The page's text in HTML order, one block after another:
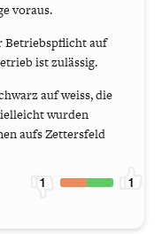
voraus.
Betriebspflicht auf
ist zulässig.
auf weiss, die
wurden
aufs Zettersfeld
1 1